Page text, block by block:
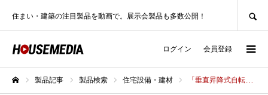
住まい・建築の注目製品を動画で。展示会製品も多数公開！
ログイン 会員登録
製品記事 製品検索 住宅設備・建材 「垂直昇降式自転車ラック」「ダイケン宅配ボックス」株式会社ダイケン